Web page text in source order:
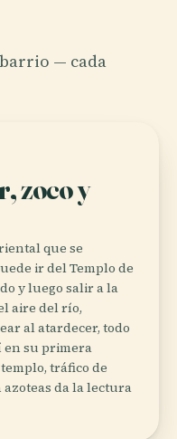
— cada
zoco y
que se
ir del Templo de
y luego salir a la
aire del río,
al atardecer, todo
en su primera
tráfico de
da la lectura